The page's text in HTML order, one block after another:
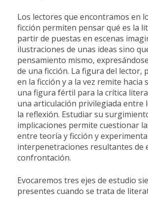
Los lectores que encontramos en
ficción permiten pensar qué es la
partir de puestas en escenas
ilustraciones de unas ideas sino
pensamiento mismo,
de una ficción. La figura del lector,
en la ficción y a la vez remite hacia
una figura fértil para la crítica
una articulación privilegiada entre
la reflexión. Estudiar su
implicaciones permite cuestionar
entre teoría y ficción y
interpenetraciones resultantes de
confrontación.
Evocaremos tres ejes de estudio
presentes cuando se trata de